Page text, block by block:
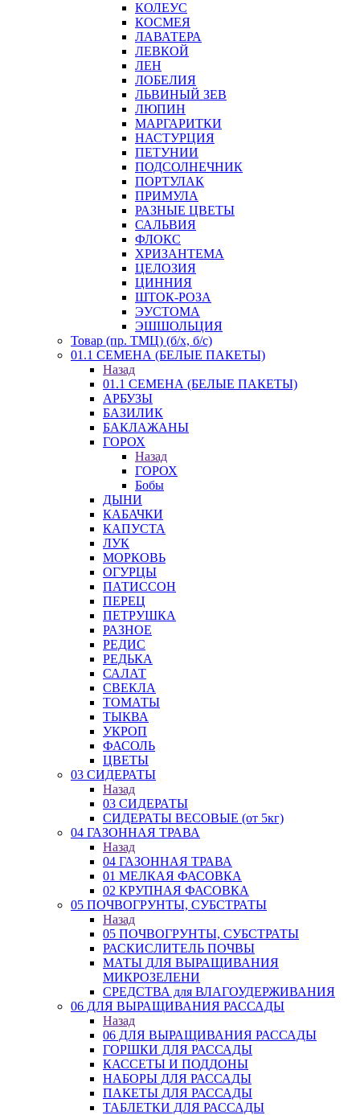
КОЛЕУС
КОСМЕЯ
ЛАВАТЕРА
ЛЕВКОЙ
ЛЕН
ЛОБЕЛИЯ
ЛЬВИНЫЙ ЗЕВ
ЛЮПИН
МАРГАРИТКИ
НАСТУРЦИЯ
ПЕТУНИИ
ПОДСОЛНЕЧНИК
ПОРТУЛАК
ПРИМУЛА
РАЗНЫЕ ЦВЕТЫ
САЛЬВИЯ
ФЛОКС
ХРИЗАНТЕМА
ЦЕЛОЗИЯ
ЦИННИЯ
ШТОК-РОЗА
ЭУСТОМА
ЭШШОЛЬЦИЯ
Товар (пр. ТМЦ) (б/х, б/с)
01.1 СЕМЕНА (БЕЛЫЕ ПАКЕТЫ)
Назад
01.1 СЕМЕНА (БЕЛЫЕ ПАКЕТЫ)
АРБУЗЫ
БАЗИЛИК
БАКЛАЖАНЫ
ГОРОХ
Назад
ГОРОХ
Бобы
ДЫНИ
КАБАЧКИ
КАПУСТА
ЛУК
МОРКОВЬ
ОГУРЦЫ
ПАТИССОН
ПЕРЕЦ
ПЕТРУШКА
РАЗНОЕ
РЕДИС
РЕДЬКА
САЛАТ
СВЕКЛА
ТОМАТЫ
ТЫКВА
УКРОП
ФАСОЛЬ
ЦВЕТЫ
03 СИДЕРАТЫ
Назад
03 СИДЕРАТЫ
СИДЕРАТЫ ВЕСОВЫЕ (от 5кг)
04 ГАЗОННАЯ ТРАВА
Назад
04 ГАЗОННАЯ ТРАВА
01 МЕЛКАЯ ФАСОВКА
02 КРУПНАЯ ФАСОВКА
05 ПОЧВОГРУНТЫ, СУБСТРАТЫ
Назад
05 ПОЧВОГРУНТЫ, СУБСТРАТЫ
РАСКИСЛИТЕЛЬ ПОЧВЫ
МАТЫ ДЛЯ ВЫРАЩИВАНИЯ
МИКРОЗЕЛЕНИ
СРЕДСТВА для ВЛАГОУДЕРЖИВАНИЯ
06 ДЛЯ ВЫРАЩИВАНИЯ РАССАДЫ
Назад
06 ДЛЯ ВЫРАЩИВАНИЯ РАССАДЫ
ГОРШКИ ДЛЯ РАССАДЫ
КАССЕТЫ И ПОДДОНЫ
НАБОРЫ ДЛЯ РАССАДЫ
ПАКЕТЫ ДЛЯ РАССАДЫ
ТАБЛЕТКИ ДЛЯ РАССАДЫ